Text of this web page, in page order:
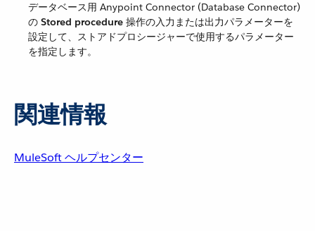
データベース用 Anypoint Connector (Database Connector)
の ​ Stored procedure ​ 操作の入力または出力パラメーターを
設定して、ストアドプロシージャーで使用するパラメーター
を指定します。
関連情報
MuleSoft ヘルプセンター